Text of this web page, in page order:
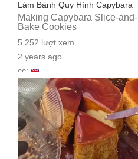
Làm Bánh Quy Hình Capybara
Making Capybara Slice-and-
Bake Cookies
5.252 lượt xem
2 years ago
cc: